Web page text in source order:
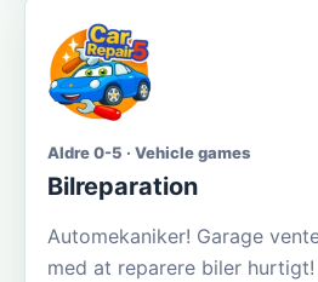
Aldre 0-5 · Vehicle games
Bilreparation
Automekaniker! Garage
med at reparere biler hurtigt!